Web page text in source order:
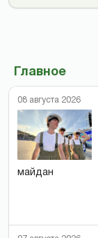
Главное
08 августа 2026
майдан